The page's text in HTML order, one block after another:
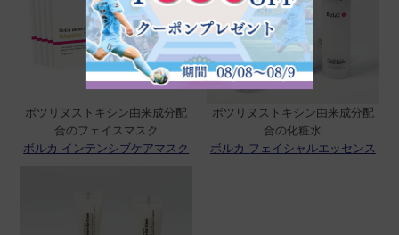
ボツリヌストキシン由来成分配
合のフェイスマスク
ボルカ インテンシブケアマスク
ボツリヌストキシン由来成分配
合の化粧水
ボルカ フェイシャルエッセンス